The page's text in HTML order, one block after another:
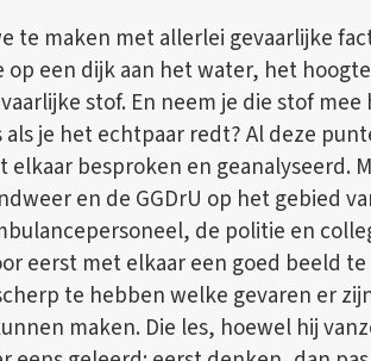
te maken met allerlei gevaarlijke
op een dijk aan het water, het
stof. En neem je die stof mee
je het echtpaar redt? Al deze
elkaar besproken en geanalyseerd.
en de GGDrU op het gebied
de politie en
eerst met elkaar een goed beeld
te hebben welke gevaren er
maken. Die les, hoewel hij